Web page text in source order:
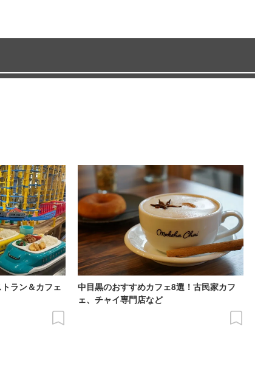
ラン＆カフェ
中目黒のおすすめカフェ8選！古民家カフ
ェ、チャイ専門店など